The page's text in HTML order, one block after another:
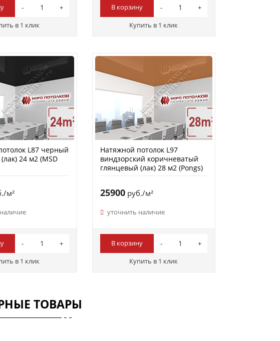
в 1 клик
В корзину
Купить в 1 клик
L87 черный
24 м2 (MSD
м²
в 1 клик
Натяжной потолок L97
виндзорский коричневатый
глянцевый (лак) 28 м2 (Pongs)
25900руб./м²
уточнить наличие
В корзину
Купить в 1 клик
ТОВАРЫ